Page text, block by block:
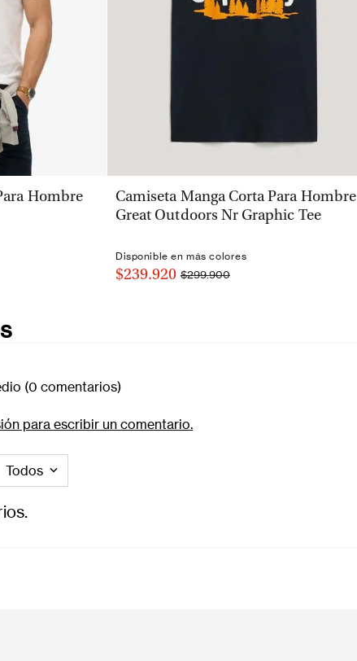
Hombre
VISTA RÁPIDA
Camiseta Manga Corta Para Hombre
Great Outdoors Nr Graphic Tee
Disponible en más colores
$239.920 $299.900
(0 comentarios)
para escribir un comentario.
Todos